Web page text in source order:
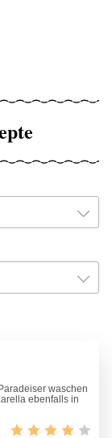
waschen
ebenfalls in